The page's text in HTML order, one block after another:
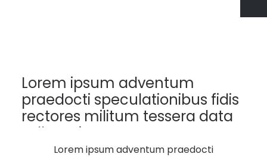
Lorem ipsum adventum
praedocti speculationibus fidis
rectores militum tessera data
sollemni armatos.
Lorem ipsum adventum praedocti